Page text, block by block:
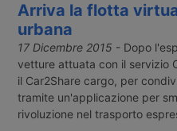
Arriva la flotta
urbana
17 Dicembre 2015 - Dopo
vetture attuata con il servizio
il Car2Share cargo, per
tramite un'applicazione per
rivoluzione nel trasporto